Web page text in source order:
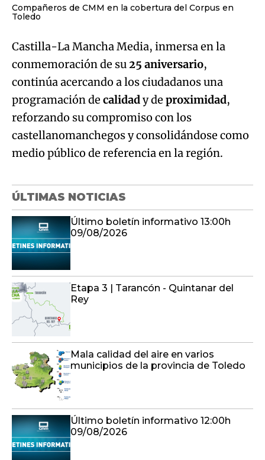
Compañeros de CMM en la cobertura del Corpus en
Toledo
Castilla-La Mancha Media, inmersa en la
conmemoración de su25 aniversario,
continúa acercando a los ciudadanos una
programación de calidady de proximidad,
reforzando su compromiso con los
castellanomanchegos y consolidándose como
medio público de referencia en la región.
ÚLTIMAS NOTICIAS
Último boletín informativo 13:00h
09/08/2026
Etapa 3 | Tarancón - Quintanar del
Rey
Mala calidad del aire en varios
municipios de la provincia de Toledo
Último boletín informativo 12:00h
09/08/2026